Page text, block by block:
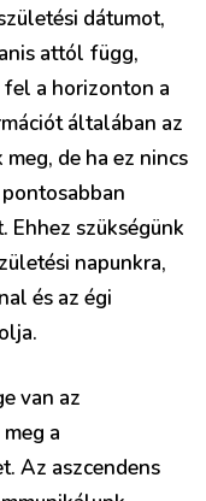
dátumot,
attól függ,
a horizonton a
általában az
de ha ez nincs
Ehhez szükségünk
napunkra,
és az égi
van az
a
Az aszcendens